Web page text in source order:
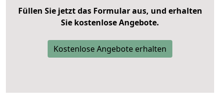
Füllen Sie jetzt das Formular aus, und erhalten
Sie kostenlose Angebote.
Kostenlose Angebote erhalten